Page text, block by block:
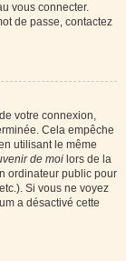
vous connecter.
de passe, contactez
votre connexion,
Cela empêche
utilisant le même
de moi lors de la
ordinateur public pour
Si vous ne voyez
a désactivé cette